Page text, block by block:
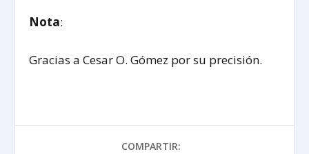
Nota:
Gracias a Cesar O. Gómez por su precisión.
COMPARTIR: